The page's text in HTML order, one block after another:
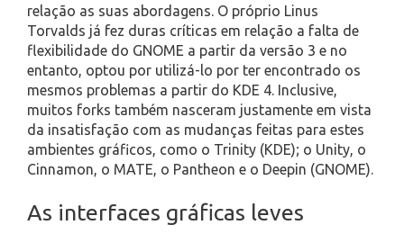
relação as suas abordagens. O próprio Linus
Torvalds já fez duras críticas em relação a falta de
flexibilidade do GNOME a partir da versão 3 e no
entanto, optou por utilizá-lo por ter encontrado os
mesmos problemas a partir do KDE 4. Inclusive,
muitos forks também nasceram justamente em vista
da insatisfação com as mudanças feitas para estes
ambientes gráficos, como o Trinity (KDE); o Unity, o
Cinnamon, o MATE, o Pantheon e o Deepin (GNOME).
As interfaces gráficas leves